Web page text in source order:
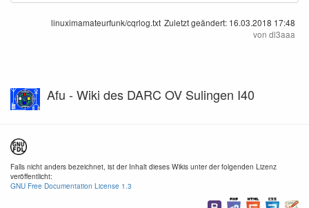
linuximamateurfunk/cqrlog.txt Zuletzt geändert: 16.03.2018 17:48
von dl3aaa
Afu - Wiki des DARC OV Sulingen I40
Falls nicht anders bezeichnet, ist der Inhalt dieses Wikis unter der folgenden Lizenz
veröffentlicht:
GNU Free Documentation License 1.3